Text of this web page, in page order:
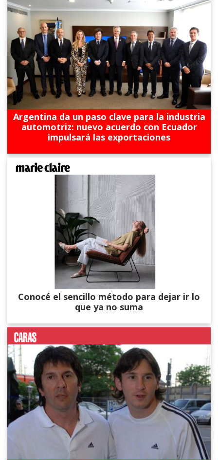
Argentina da un paso clave para la industria
automotriz: nuevo acuerdo con Ecuador
impulsará las exportaciones
Conocé el sencillo método para dejar ir lo
que ya no suma